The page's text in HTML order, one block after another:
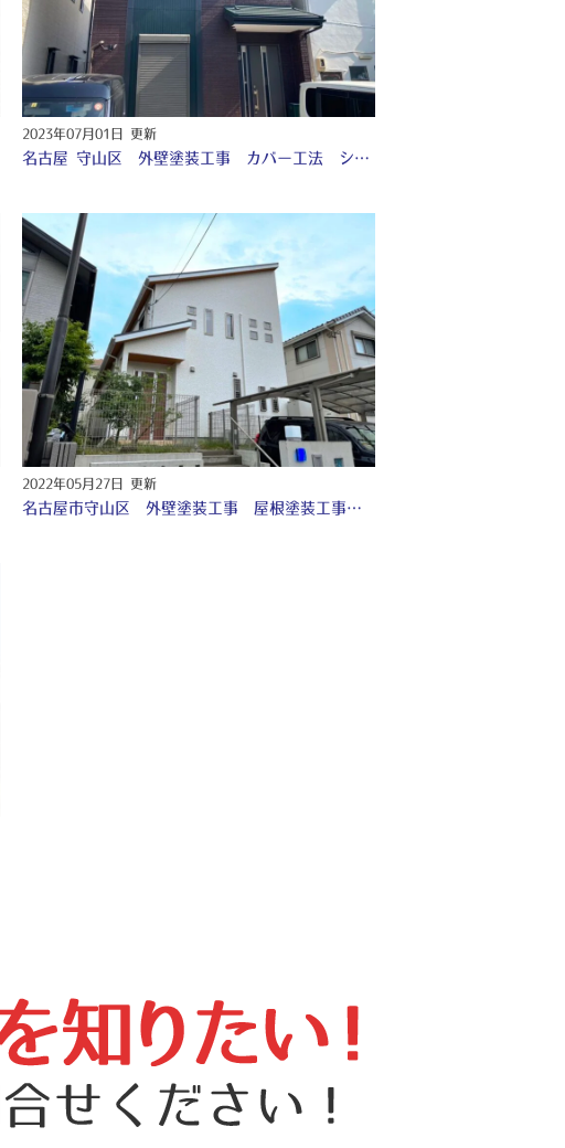
2023年07月01日 更新
名古屋 守山区 外壁塗装工事 カバー工法 シーリング工事 付帯部塗装工事 防水工事 ♤
2022年05月27日 更新
名古屋市守山区 外壁塗装工事 屋根塗装工事 シーリング工事 防水工事 ♤